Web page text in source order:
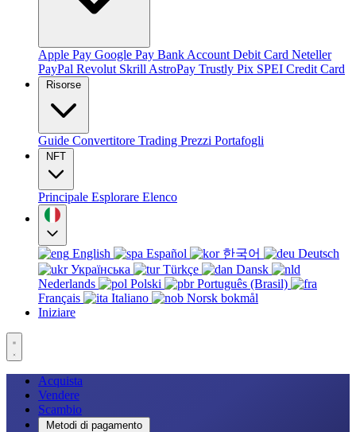
Apple Pay Google Pay Bank Account Debit Card Neteller
PayPal Revolut Skrill AstroPay Trustly Pix SPEI Credit Card
Risorse
Guide Convertitore Trading Prezzi Portafogli
NFT
Principale Esplorare Elenco
English Español 한국어
Deutsch
Українська
Türkçe
Dansk
Nederlands
Polski
Português (Brasil)
Français
Italiano
Norsk bokmål
Iniziare
Acquista
Vendere
Scambio
Metodi di pagamento